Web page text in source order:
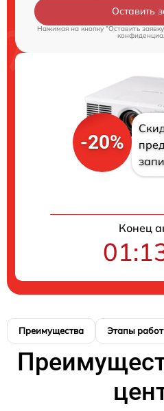
Оставить
Нажимая на кнопку "Оставить
-20%
Конец
Преимущества Этапы работ